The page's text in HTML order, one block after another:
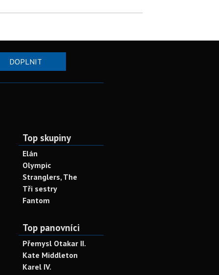
DOPLNIT
Top skupiny
Elán
Olympic
Stranglers, The
Tři sestry
Fantom
Top panovníci
Přemysl Otakar II.
Kate Middleton
Karel IV.